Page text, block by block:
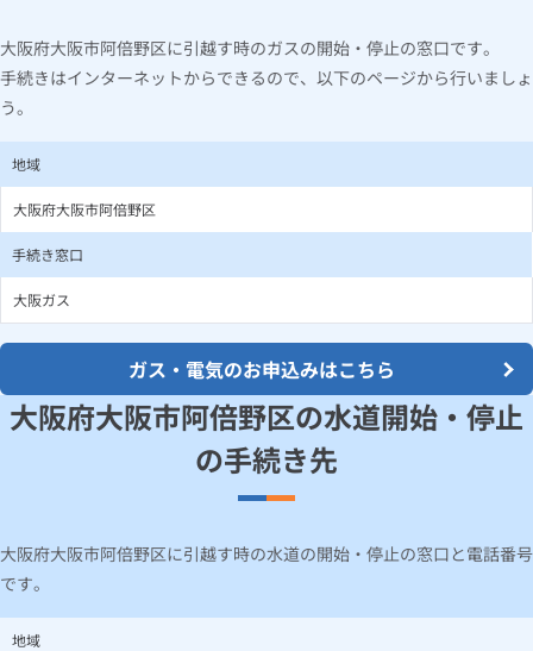
大阪府大阪市阿倍野区に引越す時のガスの開始・停止の窓口です。
手続きはインターネットからできるので、以下のページから行いましょ
う。
地域
大阪府大阪市阿倍野区
手続き窓口
大阪ガス
ガス・電気のお申込みはこちら
大阪府大阪市阿倍野区の水道開始・停止
の手続き先
大阪府大阪市阿倍野区に引越す時の水道の開始・停止の窓口と電話番号
です。
地域